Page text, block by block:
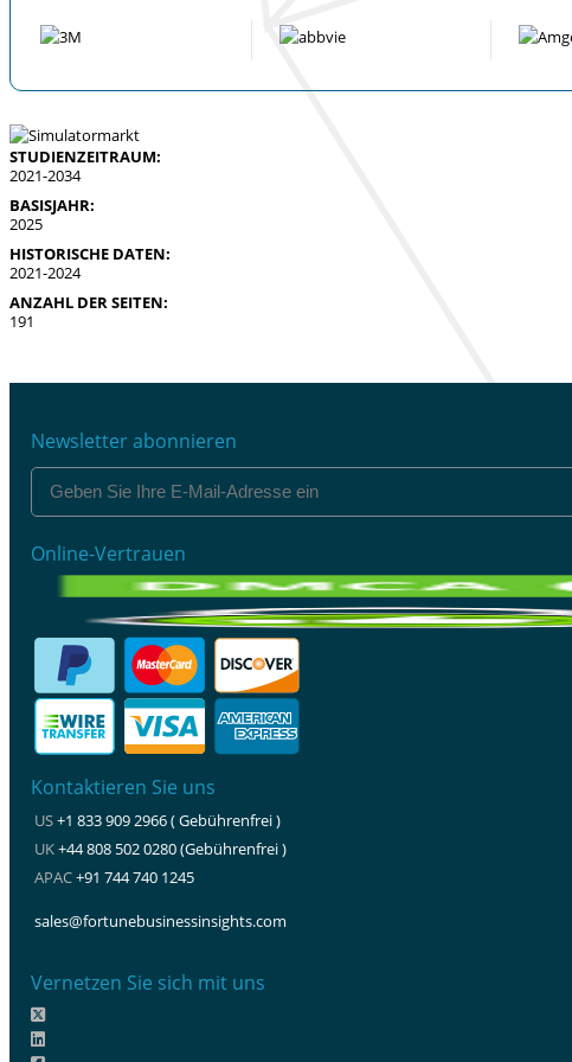
STUDIENZEITRAUM:
2021-2034
BASISJAHR:
2025
HISTORISCHE DATEN:
2021-2024
ANZAHL DER SEITEN:
191
Newsletter abonnieren
Online-Vertrauen
Kontaktieren Sie uns
US+1 833 909 2966 ( Gebührenfrei )
UK+44 808 502 0280 (Gebührenfrei )
APAC+91 744 740 1245
sales@fortunebusinessinsights.com
Vernetzen Sie sich mit uns